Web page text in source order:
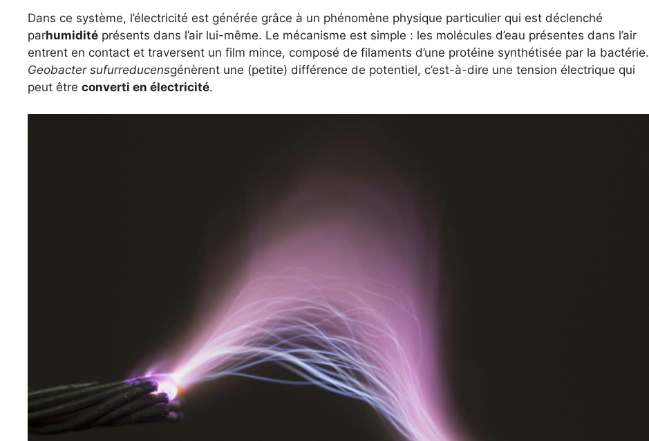
Dans ce système, l’électricité est générée grâce à un phénomène physique particulier qui est déclenché
parhumidité présents dans l’air lui-même. Le mécanisme est simple : les molécules d’eau présentes dans l’air
entrent en contact et traversent un film mince, composé de filaments d’une protéine synthétisée par la bactérie.
Geobacter sufurreducensgénèrent une (petite) différence de potentiel, c’est-à-dire une tension électrique qui
peut être converti en électricité.